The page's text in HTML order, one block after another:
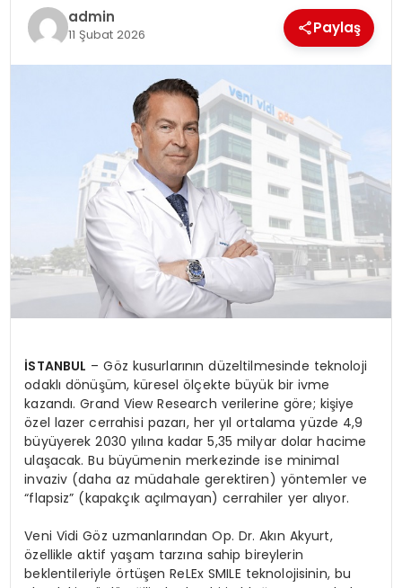
admin
11 Şubat 2026 Paylaş
İSTANBUL – Göz kusurlarının düzeltilmesinde teknoloji
odaklı dönüşüm, küresel ölçekte büyük bir ivme
kazandı. Grand View Research verilerine göre; kişiye
özel lazer cerrahisi pazarı, her yıl ortalama yüzde 4,9
büyüyerek 2030 yılına kadar 5,35 milyar dolar hacime
ulaşacak. Bu büyümenin merkezinde ise minimal
invaziv (daha az müdahale gerektiren) yöntemler ve
“flapsiz” (kapakçık açılmayan) cerrahiler yer alıyor.
Veni Vidi Göz uzmanlarından Op. Dr. Akın Akyurt,
özellikle aktif yaşam tarzına sahip bireylerin
beklentileriyle örtüşen ReLEx SMILE teknolojisinin, bu